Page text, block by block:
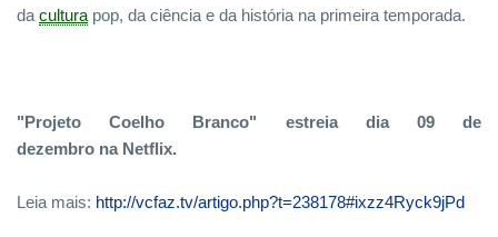
da cultura pop, da ciência e da história na primeira temporada.
"Projeto Coelho Branco" estreia dia 09 de
dezembro na Netflix.
Leia mais: http://vcfaz.tv/artigo.php?t=238178#ixzz4Ryck9jPd